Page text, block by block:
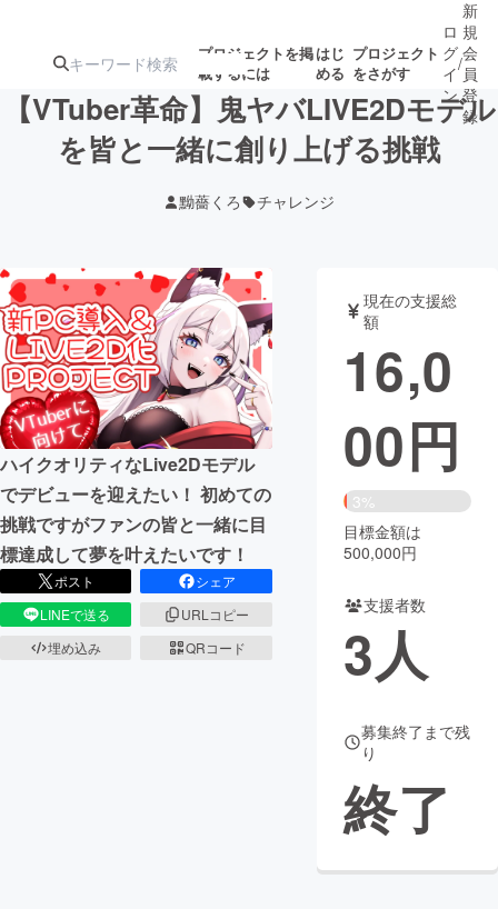
プロジェクトを掲
載するには
はじ
める
プロジェクト
をさがす
注目の新着プロ
ジェクト
ロジェクト
アート・写真 音楽
テクノロジー・ガジェット ゲーム・
映像・映画 書籍・雑誌
ビジネス・起業 チャレンジ
まちづくり・地域活性化
CAMPFIRE for Social Good
CAMPFIRE Creation
CAMPFIREふるさと納税
コミュニティ
ロ
グ
イ
ン
/
新
規
会
員
登
録
【VTuber革命】鬼ヤバLIVE2Dモデル
を皆と一緒に創り上げる挑戦
黝薔くろ チャレンジ
ハイクオリティなLive2Dモデル
でデビューを迎えたい！ 初めての
挑戦ですがファンの皆と一緒に目
標達成して夢を叶えたいです！
ポスト
シェア
LINEで送る
URLコピー
埋め込み
QRコード
現在の支援総
額
16,0
00円
3%
目標金額は
500,000円
支援者数
3人
募集終了まで残
り
終了